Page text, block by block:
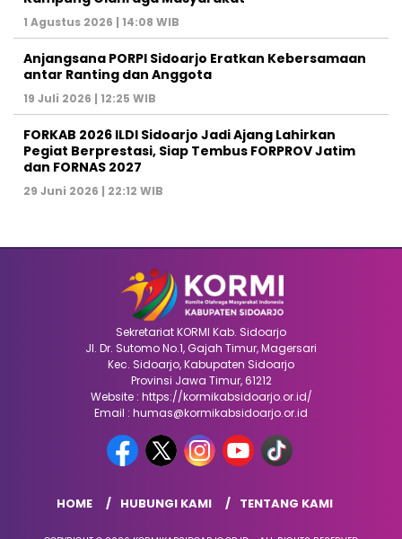
1 Agustus 2026 | 14:08 WIB
Anjangsana PORPI Sidoarjo Eratkan Kebersamaan
antar Ranting dan Anggota
19 Juli 2026 | 12:25 WIB
FORKAB 2026 ILDI Sidoarjo Jadi Ajang Lahirkan
Pegiat Berprestasi, Siap Tembus FORPROV Jatim
dan FORNAS 2027
29 Juni 2026 | 22:12 WIB
Sekretariat KORMI Kab. Sidoarjo
Jl. Dr. Sutomo No.1, Gajah Timur, Magersari
Kec. Sidoarjo, Kabupaten Sidoarjo
Provinsi Jawa Timur, 61212
Website : https://kormikabsidoarjo.or.id/
Email : humas@kormikabsidoarjo.or.id
HOME HUBUNGI KAMI TENTANG KAMI